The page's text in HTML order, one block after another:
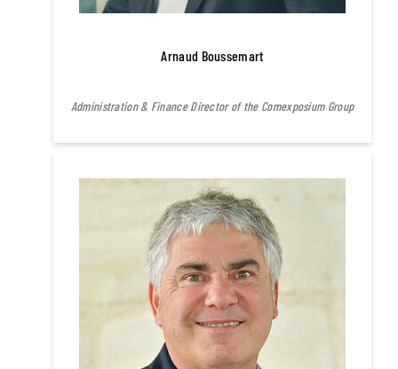
Arnaud Boussemart
Administration & Finance Director of the Comexposium Group